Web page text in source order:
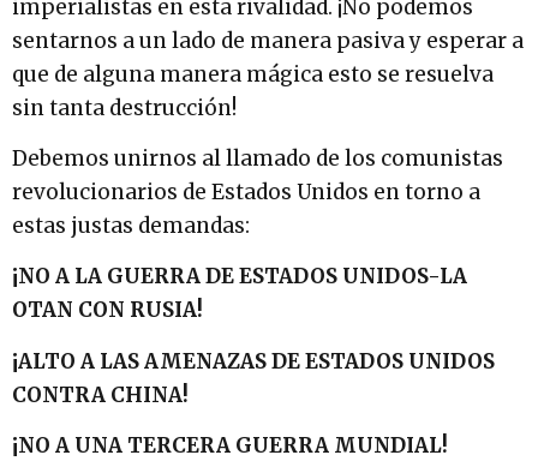
imperialistas en esta rivalidad. ¡No podemos
sentarnos a un lado de manera pasiva y esperar a
que de alguna manera mágica esto se resuelva
sin tanta destrucción!
Debemos unirnos al llamado de los comunistas
revolucionarios de Estados Unidos en torno a
estas justas demandas:
¡NO A LA GUERRA DE ESTADOS UNIDOS-LA
OTAN CON RUSIA!
¡ALTO A LAS AMENAZAS DE ESTADOS UNIDOS
CONTRA CHINA!
¡NO A UNA TERCERA GUERRA MUNDIAL!